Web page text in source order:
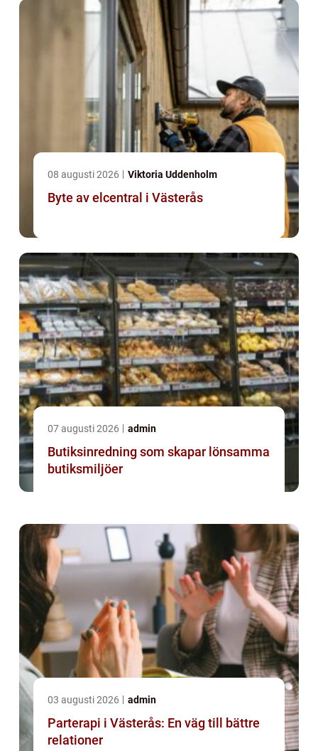
08 augusti 2026 Viktoria Uddenholm
Byte av elcentral i Västerås
07 augusti 2026 admin
Butiksinredning som skapar lönsamma
butiksmiljöer
03 augusti 2026 admin
Parterapi i Västerås: En väg till bättre
relationer